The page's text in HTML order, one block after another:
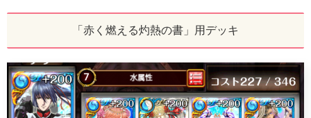
「赤く燃える灼熱の書」用デッキ